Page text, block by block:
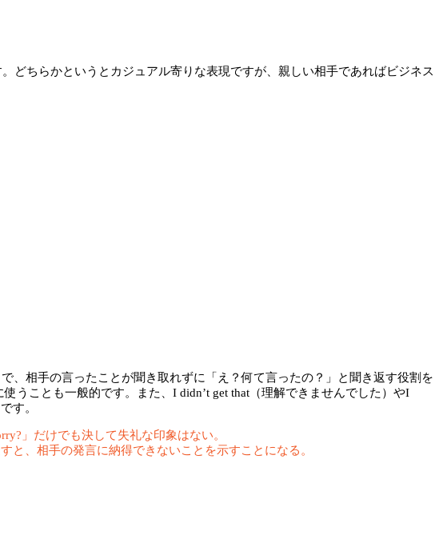
どちらかというとカジュアル寄りな表現ですが、親しい相手であればビジネス
、相手の言ったことが聞き取れずに「え？何て言ったの？」と聞き返す役割を
うことも一般的です。また、I didn’t get that（理解できませんでした）やI
す。
」だけでも決して失礼な印象はない。
と、相手の発言に納得できないことを示すことになる。